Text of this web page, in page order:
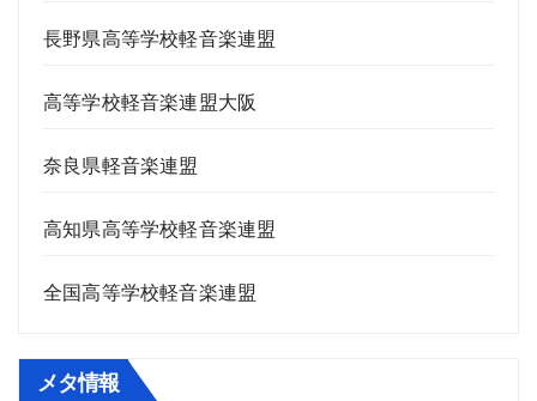
長野県高等学校軽音楽連盟
高等学校軽音楽連盟大阪
奈良県軽音楽連盟
高知県高等学校軽音楽連盟
全国高等学校軽音楽連盟
メタ情報